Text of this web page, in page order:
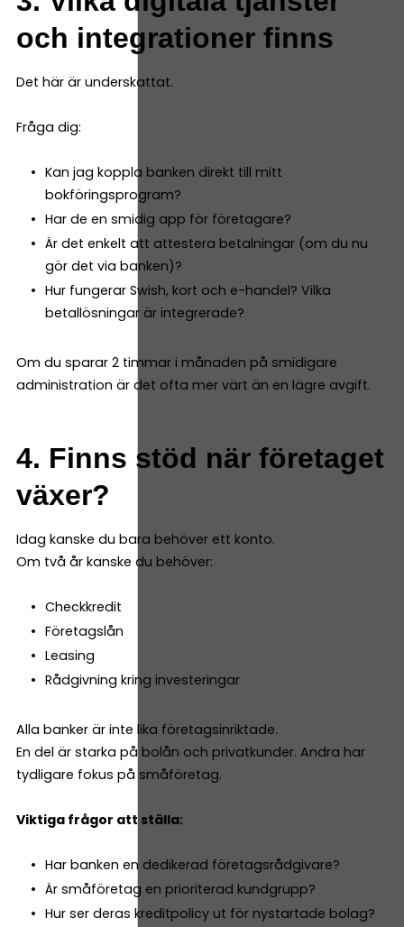
och integrationer finns
Det här är underskattat.
Fråga dig:
Kan jag koppla banken direkt till mitt
bokföringsprogram?
Har de en smidig app för företagare?
Är det enkelt att attestera betalningar (om du nu
gör det via banken)?
Hur fungerar Swish, kort och e-handel? Vilka
betallösningar är integrerade?
Om du sparar 2 timmar i månaden på smidigare
administration är det ofta mer värt än en lägre avgift.
4. Finns stöd när företaget
växer?
Idag kanske du bara behöver ett konto.
Om två år kanske du behöver:
Checkkredit
Företagslån
Leasing
Rådgivning kring investeringar
Alla banker är inte lika företagsinriktade.
En del är starka på bolån och privatkunder. Andra har
tydligare fokus på småföretag.
Viktiga frågor att ställa:
Har banken en dedikerad företagsrådgivare?
Är småföretag en prioriterad kundgrupp?
Hur ser deras kreditpolicy ut för nystartade bolag?